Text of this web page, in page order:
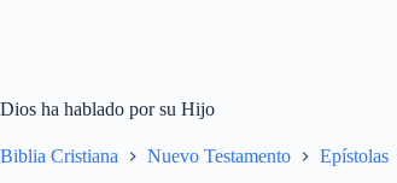
Dios ha hablado por su Hijo
Biblia Cristiana Nuevo Testamento Epístolas